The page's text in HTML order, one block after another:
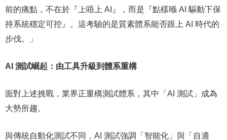
前的痛點，不在於『上唔上 AI』，而是『點樣喺 AI 驅動下保
持系統穩定可控』。這考驗的是質素體系能否跟上 AI 時代的
步伐。」
AI 測試崛起：由工具升級到體系重構
面對上述挑戰，業界正重構測試體系，其中「AI 測試」成為
大勢所趨。
與傳統自動化測試不同，AI 測試強調「智能化」與「自適